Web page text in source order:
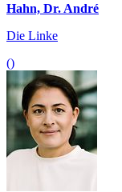
Hahn, Dr. André
Die Linke
()